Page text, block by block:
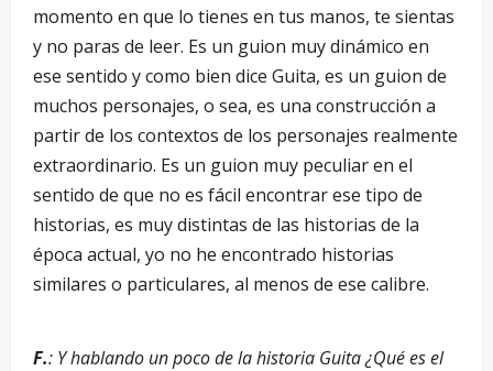
momento en que lo tienes en tus manos, te sientas
y no paras de leer. Es un guion muy dinámico en
ese sentido y como bien dice Guita, es un guion de
muchos personajes, o sea, es una construcción a
partir de los contextos de los personajes realmente
extraordinario. Es un guion muy peculiar en el
sentido de que no es fácil encontrar ese tipo de
historias, es muy distintas de las historias de la
época actual, yo no he encontrado historias
similares o particulares, al menos de ese calibre.
F.: Y hablando un poco de la historia Guita ¿Qué es el